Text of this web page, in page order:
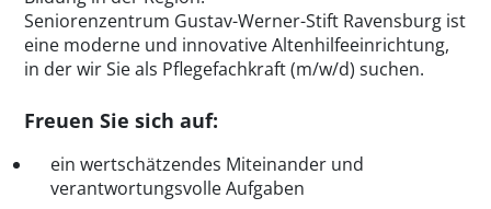
Seniorenzentrum Gustav-Werner-Stift Ravensburg ist
eine moderne und innovative Altenhilfeeinrichtung,
in der wir Sie als Pflegefachkraft (m/w/d) suchen.
Freuen Sie sich auf:
ein wertschätzendes Miteinander und
verantwortungsvolle Aufgaben